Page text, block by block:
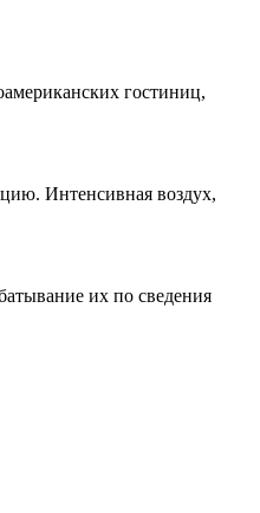
гостиниц,
Интенсивная воздух,
их по сведения